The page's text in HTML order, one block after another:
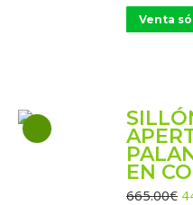
Venta
EN
665.00€ El